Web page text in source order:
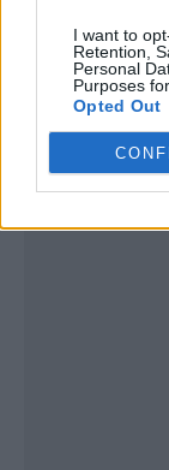
I want to
Retention,
Personal
Purposes
Opted Out